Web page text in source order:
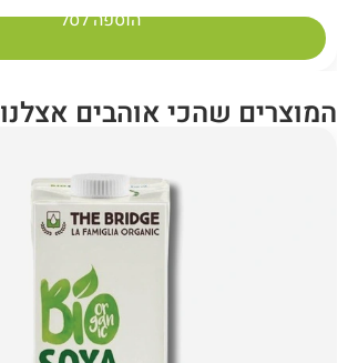
הוספה לסל
המוצרים שהכי אוהבים אצלנו